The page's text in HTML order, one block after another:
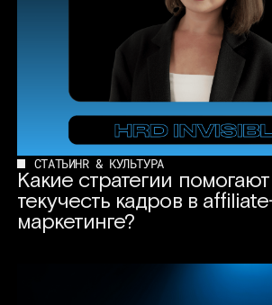
СТАТЬИHR & КУЛЬТУРА
Какие стратегии
текучесть кадров в
маркетинге?